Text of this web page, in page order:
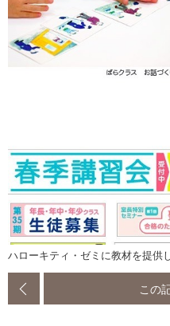
ハローキティ・ゼミに教材を提供
この